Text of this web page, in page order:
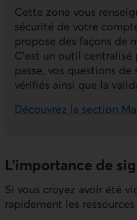
Cette zone vous
sécurité de votre
propose des façons de
C’est un outil
passe, vos questions de
vérifiés ainsi que la
Découvrez la section
L’importance de
Si vous croyez avoir été
rapidement les